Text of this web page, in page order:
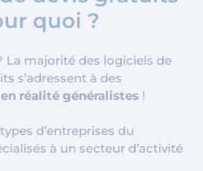
quoi ?
La majorité des logiciels de
s’adressent à des
réalité généralistes !
d’entreprises du
à un secteur d’activité